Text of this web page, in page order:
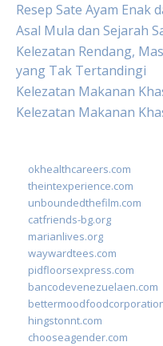
Resep Sate Ayam Enak
Asal Mula dan Sejarah
Kelezatan Rendang,
yang Tak Tertandingi
Kelezatan Makanan
Kelezatan Makanan
okhealthcareers.com
theintexperience.com
unboundedthefilm.com
catfriends-bg.org
marianlives.org
waywardtees.com
pidfloorsexpress.com
bancodevenezuelaen.com
hingstonnt.com
chooseagender.com